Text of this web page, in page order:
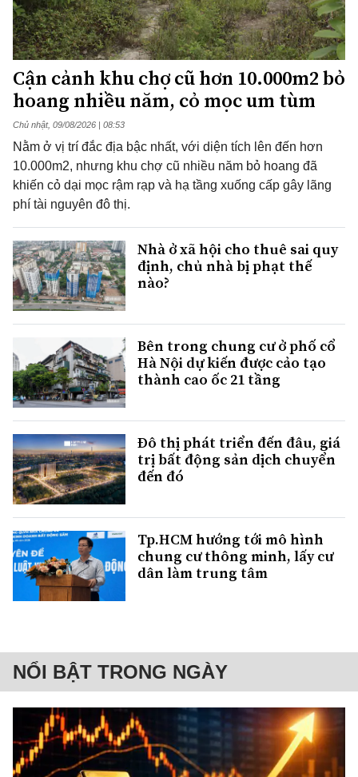
Cận cảnh khu chợ cũ hơn 10.000m2 bỏ
hoang nhiều năm, cỏ mọc um tùm
Chủ nhật, 09/08/2026 | 08:53
Nằm ở vị trí đắc địa bậc nhất, với diện tích lên đến hơn
10.000m2, nhưng khu chợ cũ nhiều năm bỏ hoang đã
khiến cỏ dại mọc rậm rạp và hạ tầng xuống cấp gây lãng
phí tài nguyên đô thị.
Nhà ở xã hội cho thuê sai quy
định, chủ nhà bị phạt thế
nào?
Bên trong chung cư ở phố cổ
Hà Nội dự kiến được cảo tạo
thành cao ốc 21 tầng
Đô thị phát triển đến đâu, giá
trị bất động sản dịch chuyển
đến đó
Tp.HCM hướng tới mô hình
chung cư thông minh, lấy cư
dân làm trung tâm
NỔI BẬT TRONG NGÀY